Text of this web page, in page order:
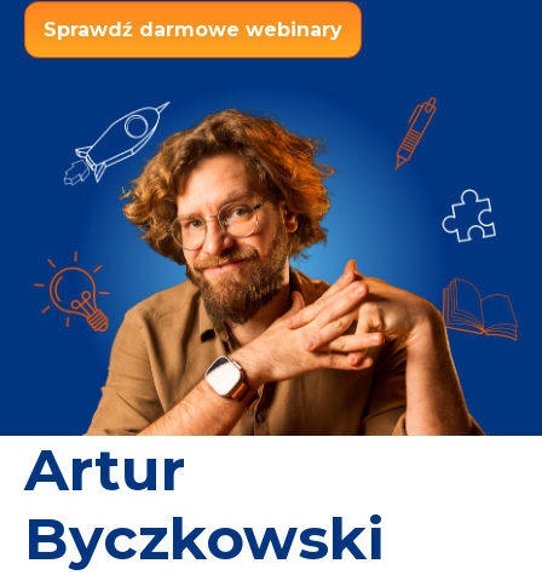
Sprawdź darmowe webinary
Artur
Byczkowski